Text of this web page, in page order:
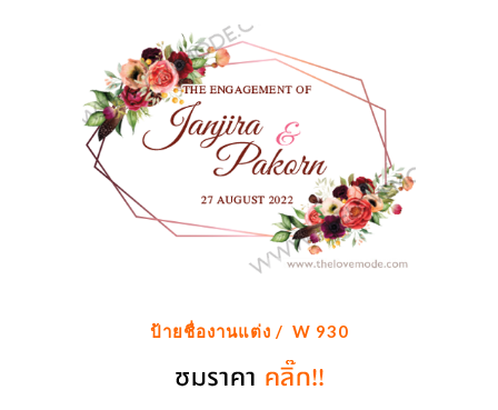
ป้ายชื่องานแต่ง / W 930